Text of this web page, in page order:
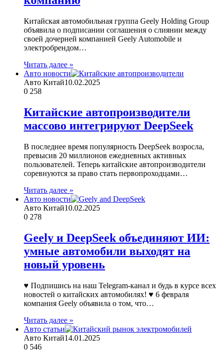
Китайская автомобильная группа Geely Holding Group
объявила о подписании соглашения о слиянии между
своей дочерней компанией Geely Automobile и
электробрендом…
Читать далее »
Авто новости
Авто Китай10.02.2025
0 258
Китайские автопроизводители
массово интегрируют DeepSeek
В последнее время популярность DeepSeek возросла,
превысив 20 миллионов ежедневных активных
пользователей. Теперь китайские автопроизводители
соревнуются за право стать первопроходцами…
Читать далее »
Авто новости
Авто Китай10.02.2025
0 278
Geely и DeepSeek объединяют ИИ:
умные автомобили выходят на
новый уровень
♥ Подпишись на наш Telegram-канал и будь в курсе всех
новостей о китайских автомобилях! ♥ 6 февраля
компания Geely объявила о том, что…
Читать далее »
Авто статьи
Авто Китай14.01.2025
0 546